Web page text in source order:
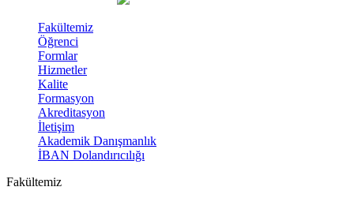
Fakültemiz
Öğrenci
Formlar
Hizmetler
Kalite
Formasyon
Akreditasyon
İletişim
Akademik Danışmanlık
İBAN Dolandırıcılığı
Fakültemiz